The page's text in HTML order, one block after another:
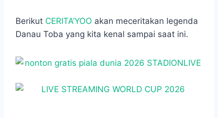
Berikut CERITA’YOO akan meceritakan legenda
Danau Toba yang kita kenal sampai saat ini.